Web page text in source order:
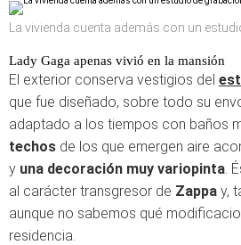
La vivienda cuenta además con un
Lady Gaga apenas vivió en la mansión
El exterior conserva vestigios del
que fue diseñado, sobre todo su
adaptado a los tiempos con baños
techos de los que emergen aire
y una decoración muy variopinta.
al carácter transgresor de Zappa y,
aunque no sabemos qué
residencia.